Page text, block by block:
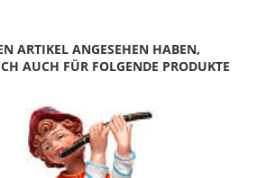
ARTIKEL ANGESEHEN HABEN,
AUCH FÜR FOLGENDE PRODUKTE